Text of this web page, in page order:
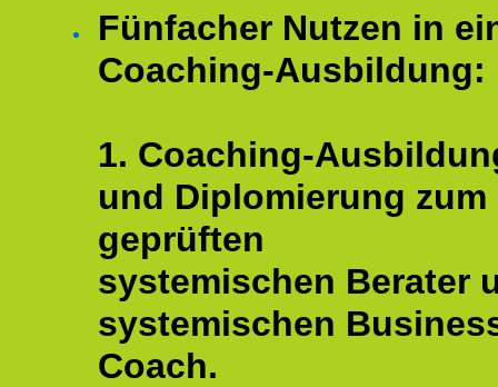
Fünfacher Nutzen in
Coaching-Ausbildung:
1. Coaching-
und Diplomierung zum
geprüften
systemischen Berater
systemischen
Coach.